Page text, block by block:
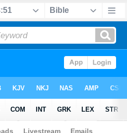
Greek > Luke 23:51